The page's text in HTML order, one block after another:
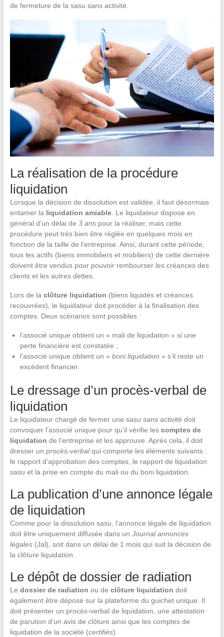
de fermeture de la sasu sans activité.
La réalisation de la procédure
liquidation
Lorsque la décision de dissolution est validée, il faut désormais
entamer la liquidation amiable. Le liquidateur dispose en
général d’un délai de 3 anspour la réaliser, mais cette
procédure peut très bien être réglée en quelques mois en
fonction de la taille de l’entreprise. Ainsi, durant cette période,
tous les actifs (biens immobiliers et mobiliers) de cette dernière
doivent être vendus pour pouvoir rembourser les créances des
clients et les autres dettes.
Lors de la clôture liquidation (biens liquidés et créances
recouvrées), le liquidateur doit procéder à la finalisation des
comptes. Deux scénarios sont possibles :
l’associé unique obtient un « mali de liquidation » si une
perte financière est constatée ;
l’associé unique obtient un « boni liquidation » s’il reste un
excédent financier.
Le dressage d’un procès-verbal de
liquidation
Le liquidateur chargé de fermer une sasu sans activité doit
convoquer l’associé unique pour qu’il vérifie les comptes de
liquidation de l’entreprise et les approuve. Après cela, il doit
dresser un procès-verbalqui comporte les éléments suivants :
le rapport d’approbation des comptes, le rapport de liquidation
sasu et la prise en compte du mali ou du boni liquidation.
La publication d’une annonce légale
de liquidation
Comme pour la dissolution sasu, l’annonce légale de liquidation
doit être uniquement diffusée dans un Journal annonces
légales(Jal), soit dans un délai de 1 mois qui suit la décision de
la clôture liquidation.
Le dépôt de dossier de radiation
Le dossier de radiation ou de clôture liquidation doit
également être déposé sur la plateforme du guichet unique. Il
doit présenter un procès-verbal de liquidation, une attestation
de parution d’un avis de clôture ainsi que les comptes de
liquidation de la société (certifiés).